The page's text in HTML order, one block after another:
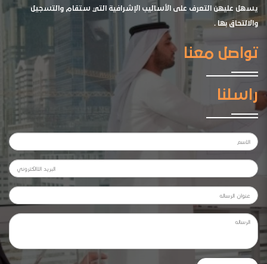
يسهل عليهن التعرف على الأساليب الإشرافية التي ستقام والتسجيل
والالتحاق بها .
تواصل معنا
راسلنا